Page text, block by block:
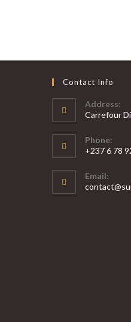
Contact Info
Address:
Carrefour
Phone:
+237 6 78
Email: